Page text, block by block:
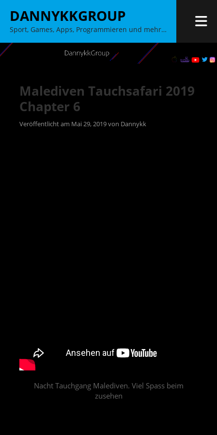
Inhalt
springen
DANNYKKGROUP
Sport, Games, Apps, Programmieren und mehr…
Malediven Tauchsafari 2019
Chapter 6
Veröffentlicht am Mai 29, 2019von Dannykk
Nacht Tauchgang Malediven. Viel Spass beim
zusehen